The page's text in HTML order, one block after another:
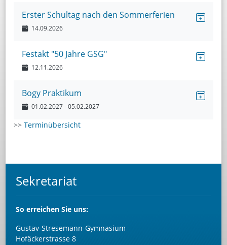
Erster Schultag nach den Sommerferien
14.09.2026
Festakt "50 Jahre GSG"
12.11.2026
Bogy Praktikum
01.02.2027- 05.02.2027
>>Terminübersicht
Sekretariat
So erreichen Sie uns:
Gustav-Stresemann-Gymnasium
Hofäckerstrasse 8